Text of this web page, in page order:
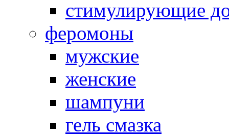
стимулирующие
феромоны
мужские
женские
шампуни
гель смазка